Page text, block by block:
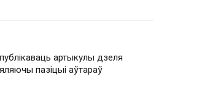
артыкулы дзеля
пазіцыі аўтараў